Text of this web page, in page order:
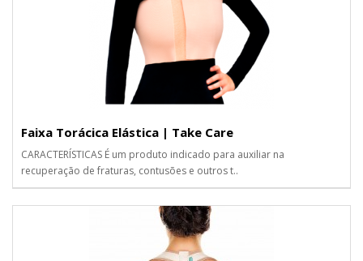
Faixa Torácica Elástica | Take Care
CARACTERÍSTICAS É um produto indicado para auxiliar na
recuperação de fraturas, contusões e outros t..